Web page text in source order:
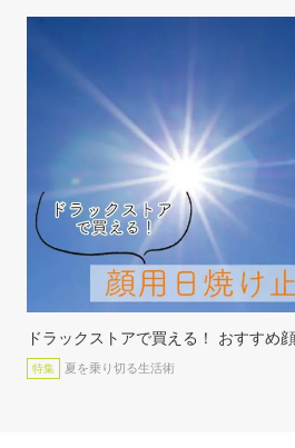
ドラックストアで買える！ おすすめ
特集 夏を乗り切る生活術